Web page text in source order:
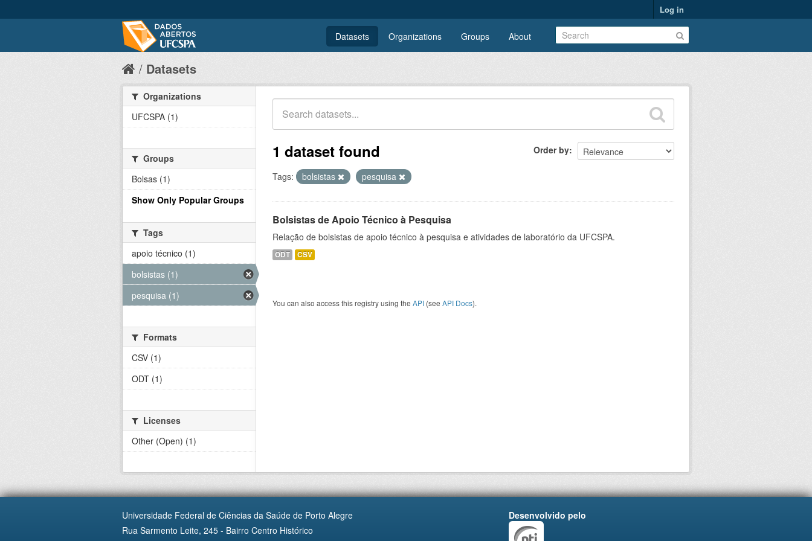
Log in
Datasets Organizations Groups About
Datasets
Order by
1 dataset found
Tags: bolsistas pesquisa
Bolsistas de Apoio Técnico à Pesquisa
Relação de bolsistas de apoio técnico à pesquisa e atividades de laboratório da UFCSPA.
ODT CSV
You can also access this registry using the API (see API Docs).
Organizations
UFCSPA (1)
Groups
Bolsas (1)
Show Only Popular Groups
Tags
apoio técnico (1)
bolsistas (1)
pesquisa (1)
Formats
CSV (1)
ODT (1)
Licenses
Other (Open) (1)
Universidade Federal de Ciências da Saúde de Porto Alegre
Rua Sarmento Leite, 245 - Bairro Centro Histórico
Desenvolvido pelo